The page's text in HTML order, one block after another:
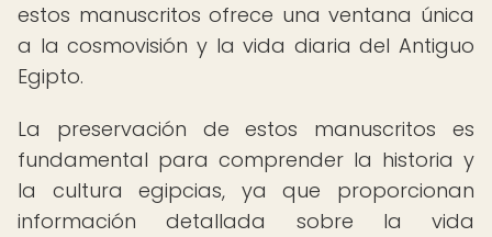
estos manuscritos ofrece una ventana única
a la cosmovisión y la vida diaria del Antiguo
Egipto.
La preservación de estos manuscritos es
fundamental para comprender la historia y
la cultura egipcias, ya que proporcionan
información detallada sobre la vida